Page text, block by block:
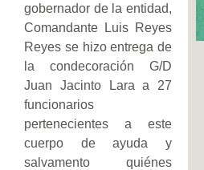
gobernador de la entidad,
Comandante Luis Reyes
Reyes se hizo entrega de
la condecoración G/D
Juan Jacinto Lara a 27
funcionarios
pertenecientes a este
cuerpo de ayuda y
salvamento quiénes